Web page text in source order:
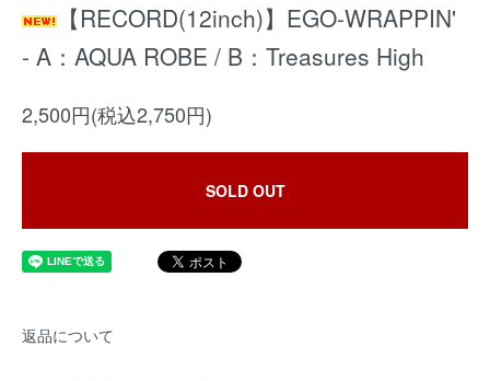
【RECORD(12inch)】EGO-WRAPPIN'
- A：AQUA ROBE / B：Treasures High
2,500円(税込2,750円)
SOLD OUT
返品について